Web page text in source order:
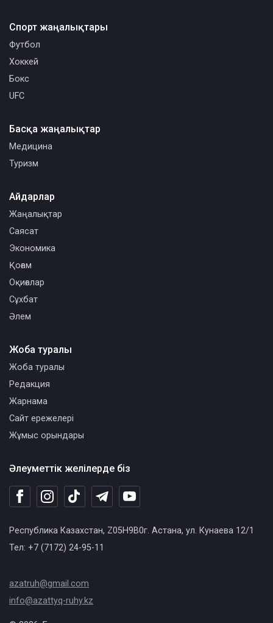
Спорт жаңалықтары
Футбол
Хоккей
Бокс
UFC
Басқа жаңалықтар
Медицина
Туризм
Әлеуметтік желілерде біз
Республика Казахстан, Z05H9B0г. Астана, ул. Кунаева 12/1
Тел: +7 (7172) 24-95-11
azatruh@gmail.com
info@azattyq-ruhy.kz
Айдарлар
Жаңалықтар
Саясат
Экономика
Қоғам
Оқиғалар
Сұхбат
Әлем
Жоба туралы
Жоба туралы
Редакция
Жарнама
Сайт ережелері
Жұмыс орындары